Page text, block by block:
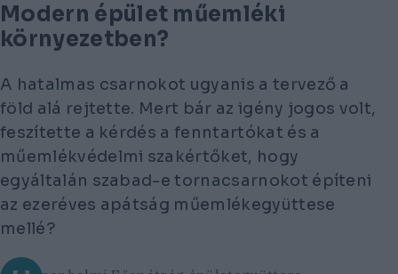
Modern épület műemléki
környezetben?
A hatalmas csarnokot ugyanis a tervező a
föld alá rejtette. Mert bár az igény jogos volt,
feszítette a kérdés a fenntartókat és a
műemlékvédelmi szakértőket, hogy
egyáltalán szabad-e tornacsarnokot építeni
az ezeréves apátság műemlékegyüttese
mellé?